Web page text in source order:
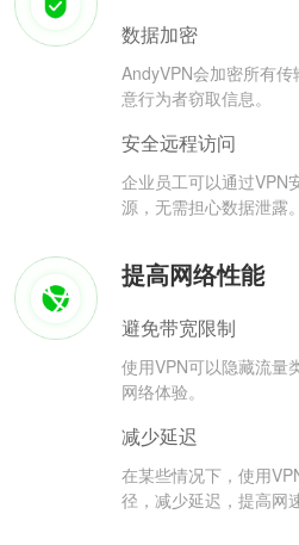
数据加密
AndyVPN会加密所有
意行为者窃取信息。
安全远程访问
企业员工可以通过VPN
源，无需担心数据泄露。
提高网络性能
避免带宽限制
使用VPN可以隐藏流量
网络体验。
减少延迟
在某些情况下，使用
径，减少延迟，提高网